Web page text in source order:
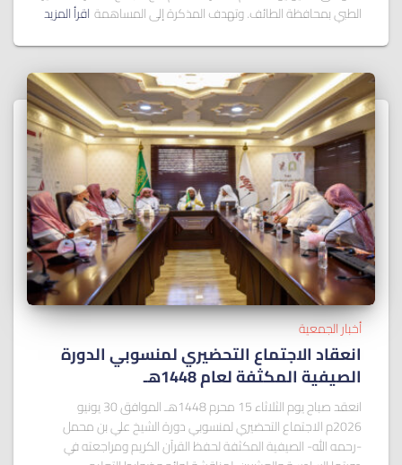
الطبي بمحافظة الطائف. وتهدف المذكرة إلى المساهمة اقرأ المزيد
أخبار الجمعية
انعقاد الاجتماع التحضيري لمنسوبي الدورة
الصيفية المكثفة لعام 1448هـ
انعقد صباح يوم الثلاثاء 15 محرم 1448هـ الموافق 30 يونيو
2026م الاجتماع التحضيري لمنسوبي دورة الشيخ علي بن محمل
-رحمه الله- الصيفية المكثفة لحفظ القرآن الكريم ومراجعته في